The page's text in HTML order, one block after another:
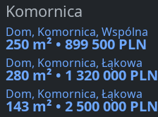
Komornica
Dom, Komornica, Wspólna
250 m² • 899 500 PLN
Dom, Komornica, Łąkowa
280 m² • 1 320 000 PLN
Dom, Komornica, Łąkowa
143 m² • 2 500 000 PLN